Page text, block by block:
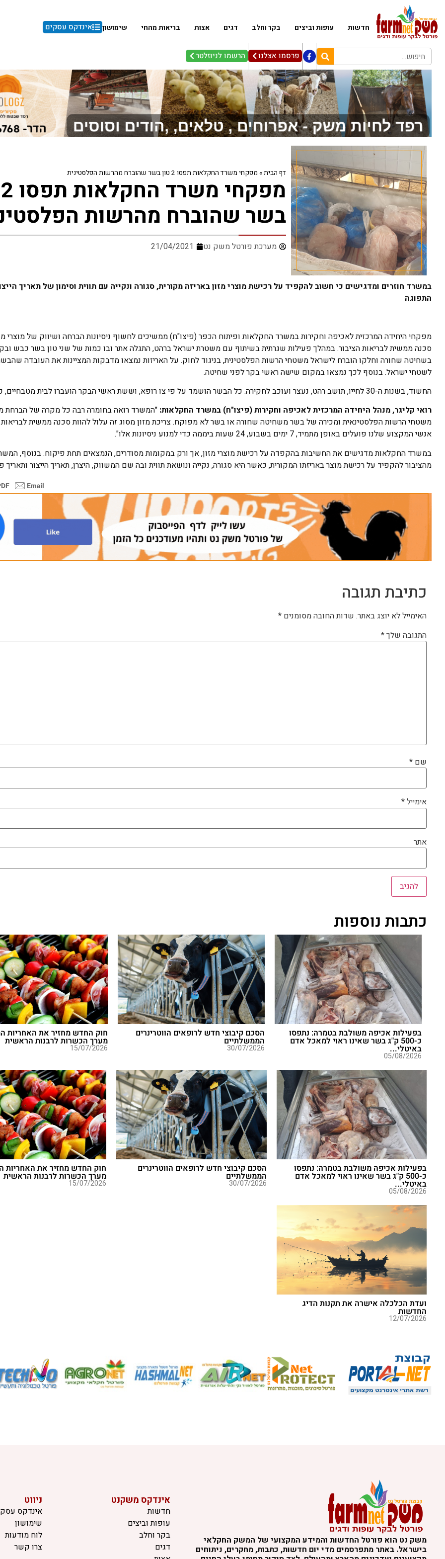
חדשות עופות וביצים בקר וחלב דגים אצות בריאות מהחי שימושון אינדקס עסקים
פרסמו אצלנו הרשמו לניוזלטר
דף הבית» מפקחי משרד החקלאות תפסו 2 טון בשר שהוברח מהרשות הפלסטינית
בשר שהוברח מהרשות
מערכת פורטל משק נט 21/04/2021
במשרד חוזרים ומדגישים כי חשוב להקפיד על רכישת מוצרי מזון באריזה מקורית, סגורה ונקייה עם תווית וסימון של תאריך
התפוגה
מפקחי היחידה המרכזית לאכיפה וחקירות במשרד החקלאות ופיתוח הכפר (פיצו"ח) ממשיכים לחשוף ניסיונות הברחה ושיווק של מוצרי
סכנה ממשית לבריאות הציבור. במהלך פעילות שגרתית בשיתוף עם משטרת ישראל ברהט, התגלה אתר ובו כמות של שני טון בשר כבש
בשחיטה שחורה וחלקו הוברח לישראל משטחי הרשות הפלסטינית, בניגוד לחוק. על האריזות נמצאו מדבקות המציינות את העובדה
לשטחי ישראל. בנוסף לכך נמצאו במקום שישה ראשי בקר לפני שחיטה.
החשוד, בשנות ה-30 לחייו, תושב רהט, נעצר ועוכב לחקירה. כל הבשר הושמד על פי צו רופא, וששת ראשי הבקר הועברו לבית מטבחיים, כנדרש בחוק.
רואי קליגר, מנהל היחידה המרכזית לאכיפה וחקירות (פיצו"ח) במשרד החקלאות: "המשרד רואה בחומרה רבה כל מקרה של הברחת
משטחי הרשות הפלסטינאית ומכירה של בשר משחיטה שחורה או בשר לא מפוקח. צריכת מזון מסוג זה עלול להוות סכנה ממשית לבריאות
אנשי המקצוע שלנו פועלים באופן מתמיד, 7 ימים בשבוע, 24 שעות ביממה כדי למנוע ניסיונות אלו".
במשרד החקלאות מדגישים את החשיבות בהקפדה על רכישת מוצרי מזון, אך ורק במקומות מסודרים, הנמצאים תחת פיקוח. בנוסף,
מהציבור להקפיד על רכישת מוצר באריזתו המקורית, כאשר היא סגורה, נקייה ונושאת תווית ובה שם המשווק, היצרן, תאריך הייצור ותאריך
כתיבת תגובה
האימייל לא יוצג באתר. שדות החובה מסומנים *
התגובה שלך*
שם *
אימייל*
אתר
כתבות נוספות
בפעילות אכיפה משולבת בטמרה: נתפסו
כ-500 ק"ג בשר שאינו ראוי למאכל אדם
באיטלי...
05/08/2026
הסכם קיבוצי חדש לרופאים הווטרינרים
הממשלתיים
30/07/2026
חוק החדש מחזיר את האחריות
מערך הכשרות לרבנות הראשית
15/07/2026
בפעילות אכיפה משולבת בטמרה: נתפסו
כ-500 ק"ג בשר שאינו ראוי למאכל אדם
באיטלי...
05/08/2026
הסכם קיבוצי חדש לרופאים הווטרינרים
הממשלתיים
30/07/2026
חוק החדש מחזיר את האחריות
מערך הכשרות לרבנות הראשית
15/07/2026
ועדת הכלכלה אישרה את תקנות הדיג
החדשות
12/07/2026
משק נט הוא פורטל החדשות והמידע המקצועי של המשק החקלאי
בישראל. באתר מתפרסמים מדי יום חדשות, כתבות, מחקרים, ניתוחים
אינדקס משקנט
חדשות
עופות וביצים
בקר וחלב
דגים
ניווט
אינדקס
שימושון
לוח מודעות
צרו קשר